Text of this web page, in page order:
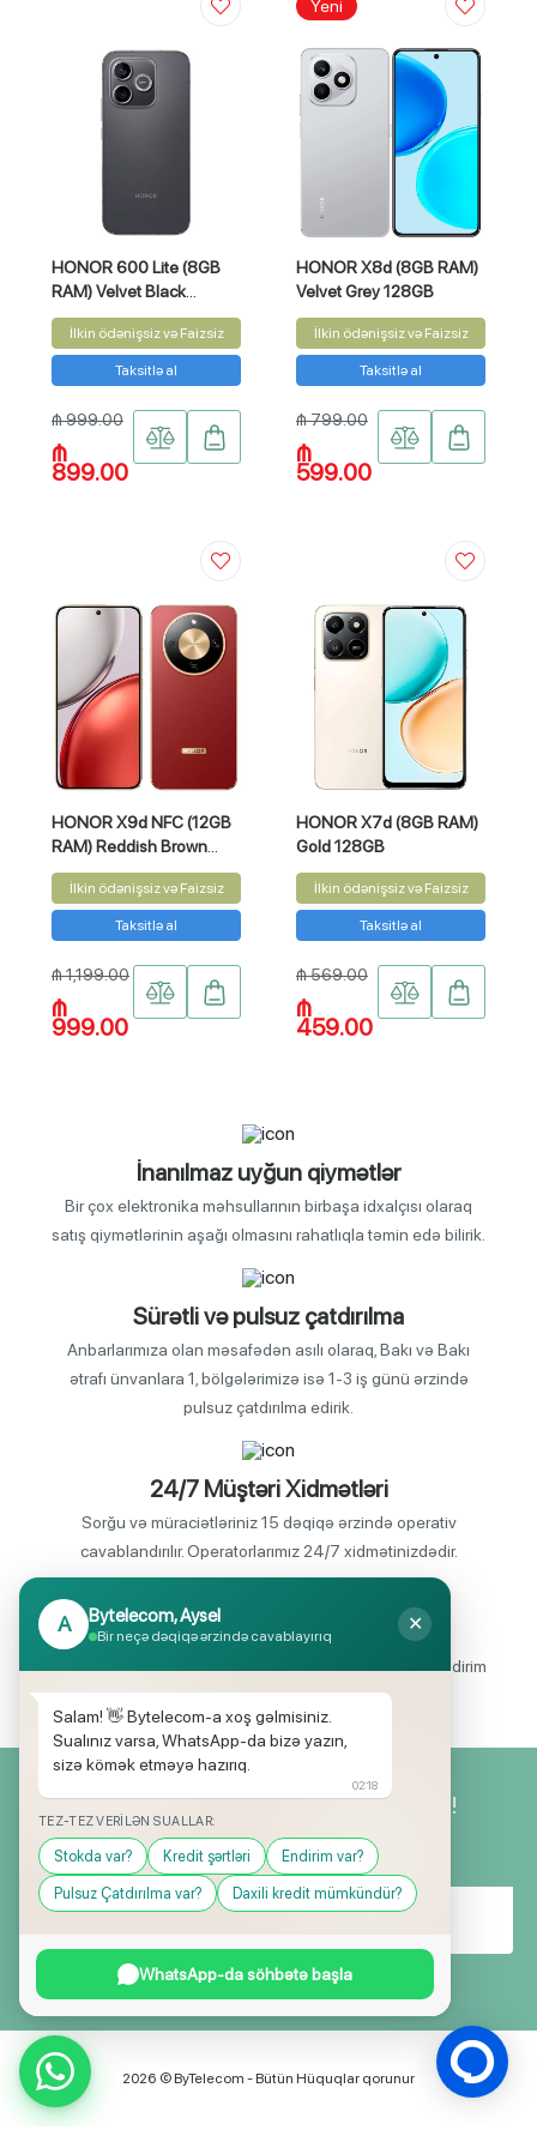
HONOR 600 Lite (8GB
RAM) Velvet Black
256GB
İlkin ödənişsiz və Faizsiz
Taksitlə al
₼ 999.00
₼
899.00
Yeni
HONOR X8d (8GB RAM)
Velvet Grey 128GB
İlkin ödənişsiz və Faizsiz
Taksitlə al
₼ 799.00
₼
599.00
HONOR X9d NFC (12GB
RAM) Reddish Brown
256GB
İlkin ödənişsiz və Faizsiz
Taksitlə al
₼ 1,199.00
₼
999.00
HONOR X7d (8GB RAM)
Gold 128GB
İlkin ödənişsiz və Faizsiz
Taksitlə al
₼ 569.00
₼
459.00
İnanılmaz uyğun qiymətlər
Bir çox elektronika məhsullarının birbaşa idxalçısı olaraq
satış qiymətlərinin aşağı olmasını rahatlıqla təmin edə bilirik.
Sürətli və pulsuz çatdırılma
Anbarlarımıza olan məsafədən asılı olaraq, Bakı və Bakı
ətrafı ünvanlara 1, bölgələrimizə isə 1-3 iş günü ərzində
pulsuz çatdırılma edirik.
24/7 Müştəri Xidmətləri
Sorğu və müraciətləriniz 15 dəqiqə ərzində operativ
cavablandırılır. Operatorlarımız 24/7 xidmətinizdədir.
Endirimli məhsul seçimi
Mağazalarımızda mütəmadi olaraq, yüksək məbləğli endirim
və hədiyyə kampaniyaları keçirilir.
Yeniliklərimizdən ilk siz xəbərdar olun!
2026 © ByTelecom - Bütün Hüquqlar qorunur
A Bytelecom, Aysel
Bir neçə dəqiqə ərzində cavablayırıq
✕
Salam! 👋 Bytelecom-a xoş gəlmisiniz.
Sualınız varsa, WhatsApp-da bizə yazın,
sizə kömək etməyə hazırıq.
02:18
TEZ-TEZ VERILƏN SUALLAR:
Stokda var? Kredit şərtləri Endirim var?
Pulsuz Çatdırılma var? Daxili kredit mümkündür?
WhatsApp-da söhbətə başla